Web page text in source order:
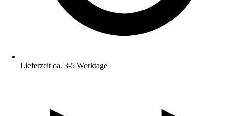
Lieferzeit ca. 3-5 Werktage